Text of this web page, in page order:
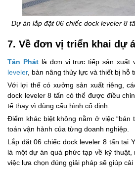
Dự án lắp đặt 06 chiếc dock leveler 8
7. Về đơn vị triển khai dự
Tân Phátlà đơn vị trực tiếp sản xuất
leveler, bàn nâng thủy lực và thiết bị hỗ
Với lợi thế có xưởng sản xuất riêng,
dock leveler 8 tấn có thể được điều
tế thay vì dùng cấu hình cố định.
Điểm khác biệt không nằm ở việc “bán
toán vận hành của từng doanh nghiệp.
Lắp đặt 06 chiếc dock leveler 8 tấn tại
là một dự án quá phức tạp về kỹ
việc lựa chọn đúng giải pháp sẽ giúp